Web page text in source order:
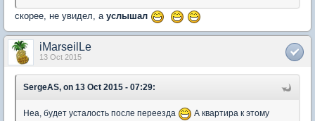
скорее, не увидел, ауслышал
iMarseilLe
13 Oct 2015
SergeAS, on 13 Oct 2015 - 07:29:
Неа, будет усталость после переезда
А квартира к этому